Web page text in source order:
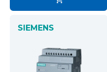
SIEMENS